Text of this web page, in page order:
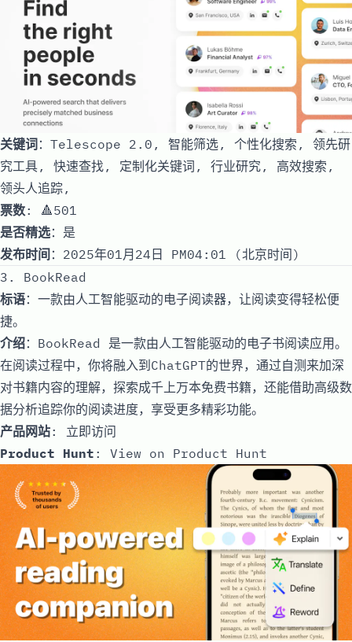
关键词：Telescope 2.0, 智能筛选, 个性化搜索, 领先研
究工具, 快速查找, 定制化关键词, 行业研究, 高效搜索,
领头人追踪,
票数: 🔺501
是否精选：是
发布时间 ：2025年01月24日 PM04:01 (北京时间)
3. BookRead
标语：一款由人工智能驱动的电子阅读器，让阅读变得轻松便
捷。
介绍：BookRead 是一款由人工智能驱动的电子书阅读应用。
在阅读过程中，你将融入到ChatGPT的世界，通过自测来加深
对书籍内容的理解，探索成千上万本免费书籍，还能借助高级数
据分析追踪你的阅读进度，享受更多精彩功能。
产品网站: 立即访问
Product Hunt : View on Product Hunt